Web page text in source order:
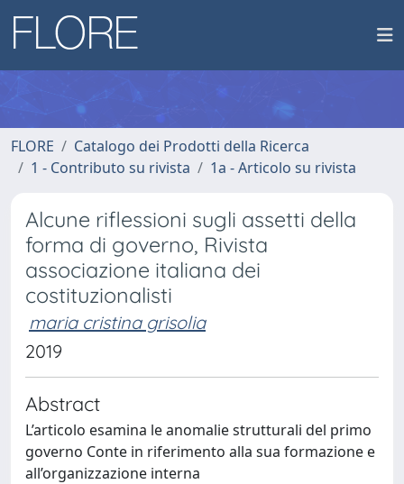
FLORE
Catalogo dei Prodotti della Ricerca
1 - Contributo su rivista
1a - Articolo su rivista
Alcune riflessioni sugli assetti della
forma di governo, Rivista
associazione italiana dei
costituzionalisti
maria cristina grisolia
2019
Abstract
L’articolo esamina le anomalie strutturali del primo
governo Conte in riferimento alla sua formazione e
all’organizzazione interna